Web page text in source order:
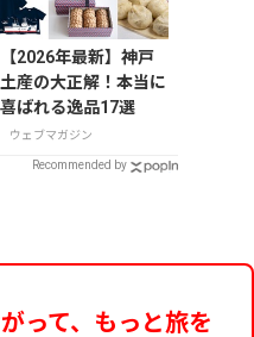
【2026年最新】神戸
土産の大正解！本当に
喜ばれる逸品17選
ウェブマガジン
Recommended by
って、もっと旅を